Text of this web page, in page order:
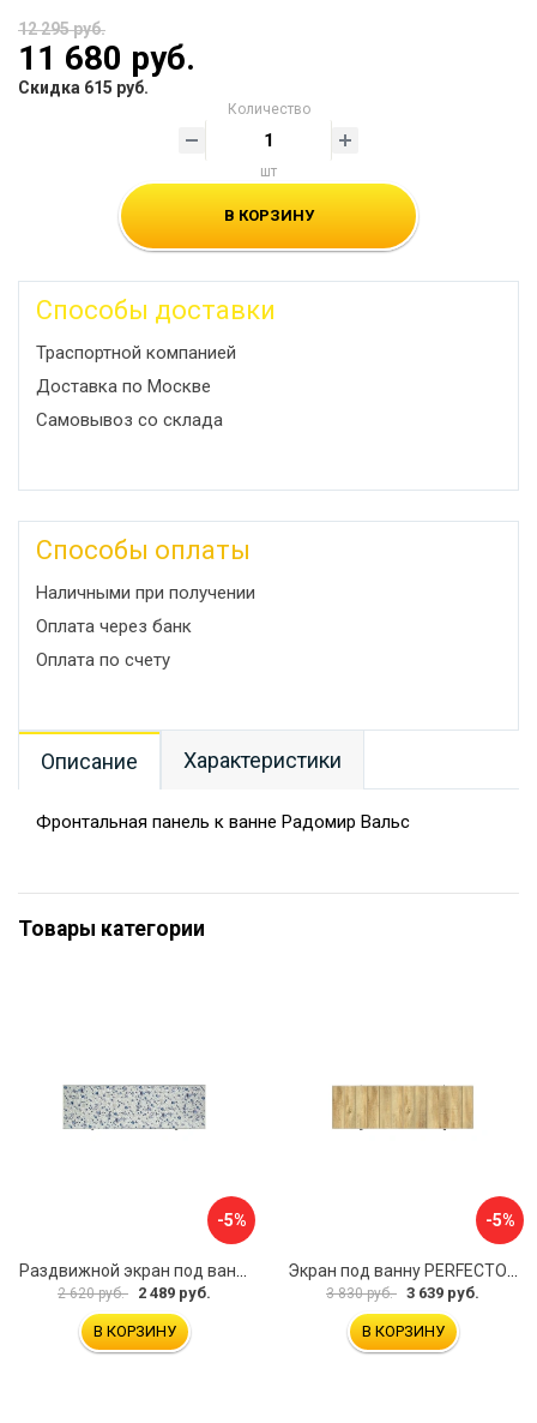
12 295 руб.
11 680 руб.
Скидка 615 руб.
Количество
шт
В КОРЗИНУ
Способы доставки
Траспортной компанией
Доставка по Москве
Самовывоз со склада
Способы оплаты
Наличными при получении
Оплата через банк
Оплата по счету
Описание Характеристики
Фронтальная панель к ванне Радомир Вальс
Товары категории
-5%
2 620 руб. 2 489 руб.
В КОРЗИНУ
-5%
3 830 руб. 3 639 руб.
В КОРЗИНУ